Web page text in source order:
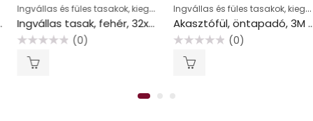
Ingvállas és füles tasakok, kiegészítők
Ingvállas tasak, fehér, 32x8x55 cm
(0)
Ingvállas és füles tasakok, kiegészítők
Akasztófül, öntapadó, 3M SCOTCH
(0)